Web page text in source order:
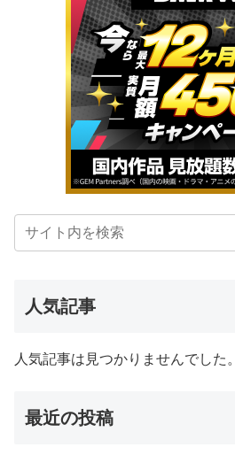
人気記事
人気記事は見つかりませんでした。
最近の投稿